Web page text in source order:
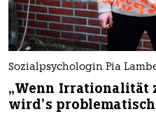
Sozialpsychologin Pia
„Wenn Irrationalität
wird’s